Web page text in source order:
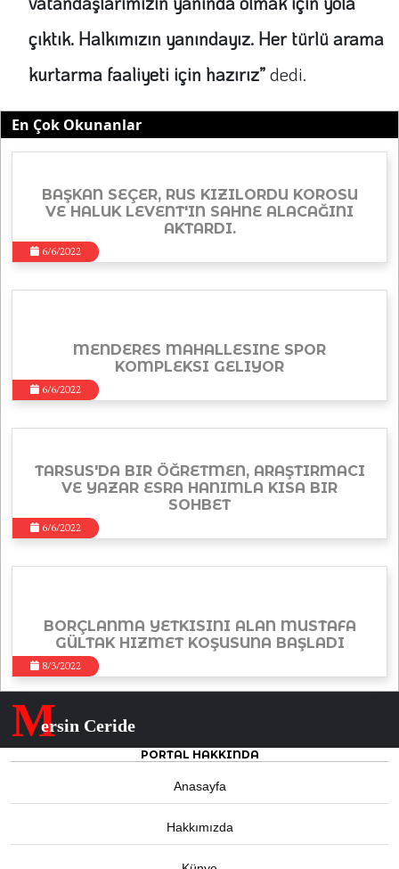
çıktık. Halkımızın yanındayız. Her türlü arama
kurtarma faaliyeti için hazırız”dedi.
En Çok Okunanlar
BAŞKAN SEÇER, RUS KIZILORDU KOROSU
VE HALUK LEVENT'IN SAHNE ALACAĞINI
AKTARDI.
6/6/2022
MENDERES MAHALLESINE SPOR
KOMPLEKSI GELIYOR
6/6/2022
TARSUS'DA BIR ÖĞRETMEN, ARAŞTIRMACI
VE YAZAR ESRA HANIMLA KISA BIR
SOHBET
6/6/2022
BORÇLANMA YETKISINI ALAN MUSTAFA
GÜLTAK HIZMET KOŞUSUNA BAŞLADI
8/3/2022
Mersin Ceride
PORTAL HAKKINDA
Anasayfa
Hakkımızda